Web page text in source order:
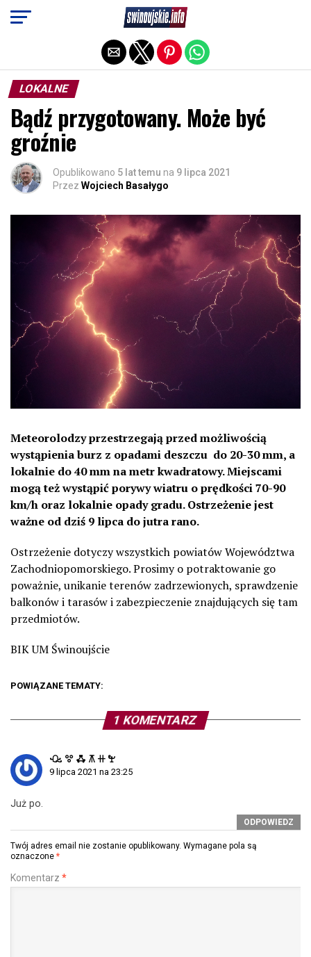
LOKALNE
Bądź przygotowany. Może być
groźnie
Opublikowano 5 lat temu na 9 lipca 2021
Przez Wojciech Basałygo
Meteorolodzy przestrzegają przed możliwością
wystąpienia burz z opadami deszczu do 20-30 mm, a
lokalnie do 40 mm na metr kwadratowy. Miejscami
mogą też wystąpić porywy wiatru o prędkości 70-90
km/h oraz lokalnie opady gradu. Ostrzeżenie jest
ważne od dziś 9 lipca do jutra rano.
Ostrzeżenie dotyczy wszystkich powiatów Województwa
Zachodniopomorskiego. Prosimy o potraktowanie go
poważnie, unikanie terenów zadrzewionych, sprawdzenie
balkonów i tarasów i zabezpieczenie znajdujących się tam
przedmiotów.
BIK UM Świnoujście
POWIĄZANE TEMATY:
1 KOMENTARZ
ꘐ ꖜ ꗈ ꕧ ꔠ ꖟ
9 lipca 2021 na 23:25
Już po.
ODPOWIEDZ
Twój adres email nie zostanie opublikowany. Wymagane pola są
oznaczone *
Komentarz *
Exit mobile version